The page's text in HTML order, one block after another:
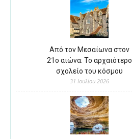
Από τον Μεσαίωνα στον
21ο αιώνα: Το αρχαιότερο
σχολείο του κόσμου
31 Ιουλίου 2026